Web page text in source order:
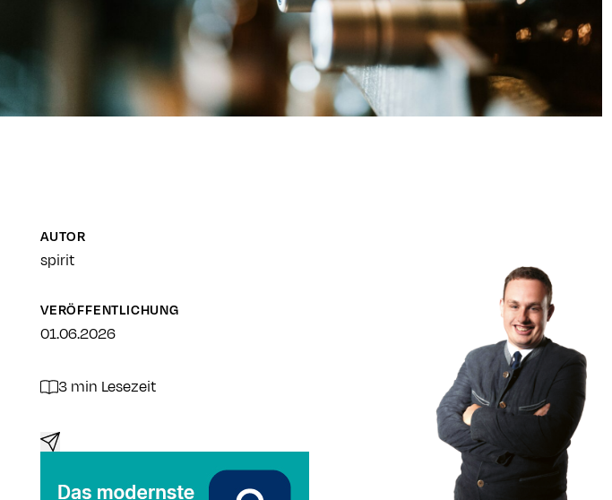
AUTOR
spirit
VERÖFFENTLICHUNG
01.06.2026
3 min Lesezeit